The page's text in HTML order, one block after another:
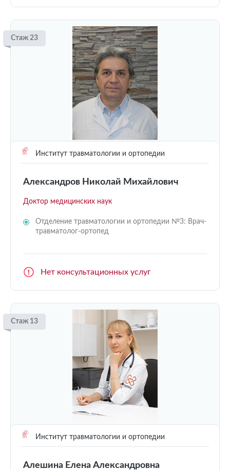
Стаж 23
Институт травматологии и ортопедии
Александров Николай Михайлович
Доктор медицинских наук
Отделение травматологии и ортопедии №3: Врач-
травматолог-ортопед
Нет консультационных услуг
Стаж 13
Институт травматологии и ортопедии
Алешина Елена Александровна